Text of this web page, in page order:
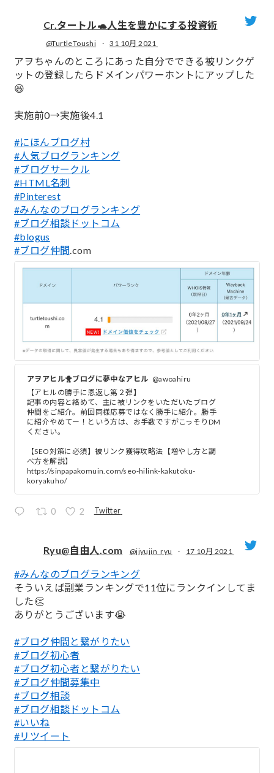
Cr.タートル🐢人生を豊かにする投資術
@TurtleToushi · 31 10月 2021
アヲちゃんのところにあった自分でできる被リンクゲ
ットの登録したらドメインパワーホントにアップした
😆
実施前0→実施後4.1
#にほんブログ村
#人気ブログランキング
#ブログサークル
#HTML名刺
#Pinterest
#みんなのブログランキング
#ブログ相談ドットコム
#blogus
#ブログ仲間.com
アヲアヒル🐥ブログに夢中なアヒル @awoahiru
【アヒルの勝手に恩返し第２弾】
記事の内容と絡めて、主に被リンクをいただいたブログ
仲間をご紹介。前回同様応募ではなく勝手に紹介。勝手
に紹介やめてー！という方は、お手数ですがこっそりDM
ください。
【SEO対策に必須】被リンク獲得攻略法【増やし方と調
べ方を解説】
https://sinpapakomuin.com/seo-hilink-kakutoku-
koryakuho/
0 2 Twitter
;
Ryu@自由人.com @jiyujin_ryu · 17 10月 2021
#みんなのブログランキング
そういえば副業ランキングで11位にランクインしてま
した👏
ありがとうございます😭
#ブログ仲間と繋がりたい
#ブログ初心者
#ブログ初心者と繋がりたい
#ブログ仲間募集中
#ブログ相談
#ブログ相談ドットコム
#いいね
#リツイート